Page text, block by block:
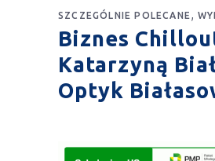
SZCZEGÓLNIE POLECANE ,
Biznes
Katarzyną
Optyk